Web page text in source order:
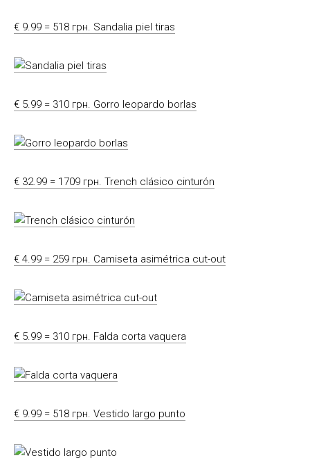
€ 9.99 = 518 грн. Sandalia piel tiras
€ 5.99 = 310 грн. Gorro leopardo borlas
€ 32.99 = 1709 грн. Trench clásico cinturón
€ 4.99 = 259 грн. Camiseta asimétrica cut-out
€ 5.99 = 310 грн. Falda corta vaquera
€ 9.99 = 518 грн. Vestido largo punto